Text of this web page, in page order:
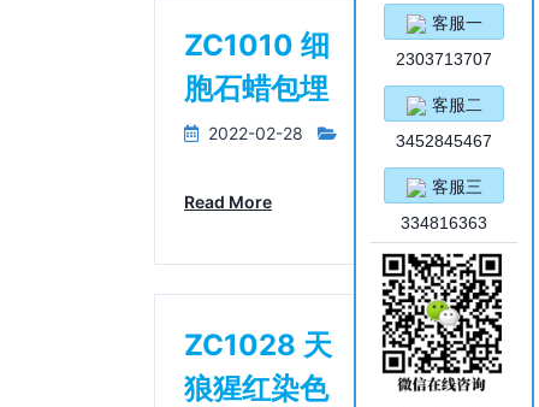
ZC1010 细
胞石蜡包埋
2022-02-28
Read More
ZC1028 天
狼猩红染色
客服一
2303713707
客服二
3452845467
客服三
334816363